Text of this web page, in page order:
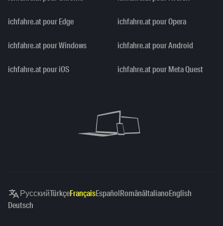
ichfahre.at pour Edge ichfahre.at pour Opera
ichfahre.at pour Windows ichfahre.at pour Android
ichfahre.at pour iOS ichfahre.at pour Meta Quest
РусскийTürkçeFrançaisEspañolRomânăItalianoEnglish
Deutsch